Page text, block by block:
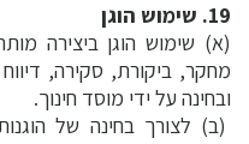
19. שימוש הוגן
(א) שימוש הוגן ביצירה
מחקר, ביקורת, סקירה,
ובחינה על ידי מוסד חינוך.
(ב) לצורך בחינה של